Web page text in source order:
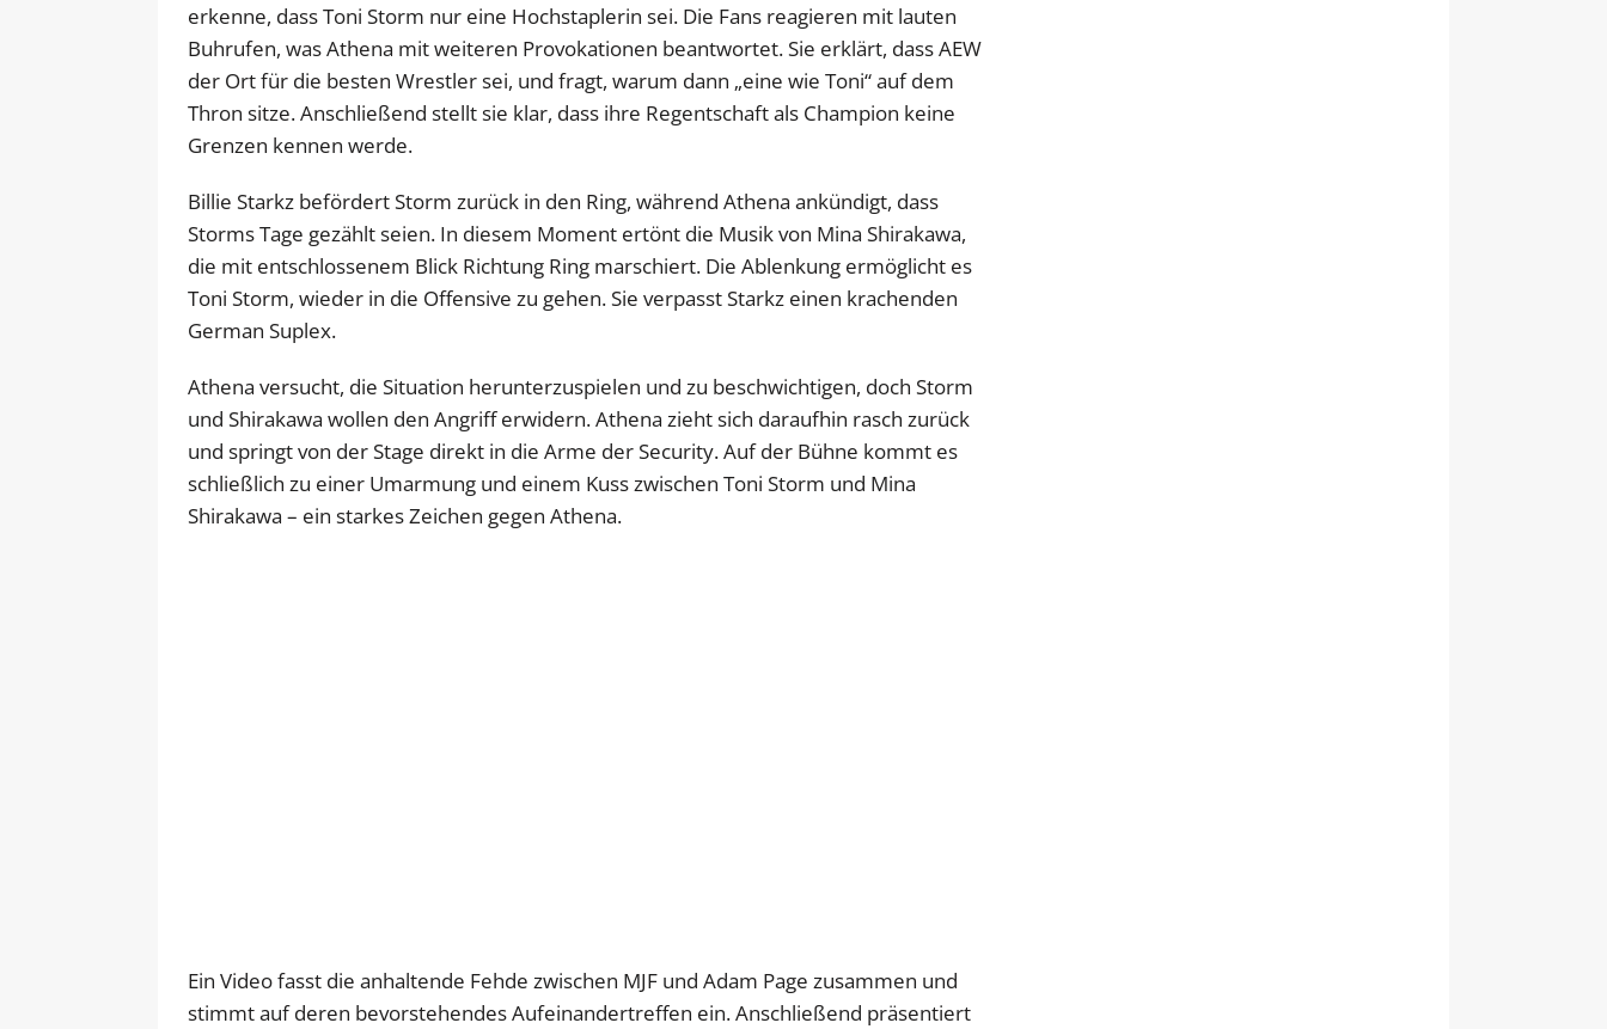
erkenne, dass Toni Storm nur eine Hochstaplerin sei. Die Fans reagieren mit lauten
Buhrufen, was Athena mit weiteren Provokationen beantwortet. Sie erklärt, dass AEW
der Ort für die besten Wrestler sei, und fragt, warum dann „eine wie Toni“ auf dem
Thron sitze. Anschließend stellt sie klar, dass ihre Regentschaft als Champion keine
Grenzen kennen werde.
Billie Starkz befördert Storm zurück in den Ring, während Athena ankündigt, dass
Storms Tage gezählt seien. In diesem Moment ertönt die Musik von Mina Shirakawa,
die mit entschlossenem Blick Richtung Ring marschiert. Die Ablenkung ermöglicht es
Toni Storm, wieder in die Offensive zu gehen. Sie verpasst Starkz einen krachenden
German Suplex.
Athena versucht, die Situation herunterzuspielen und zu beschwichtigen, doch Storm
und Shirakawa wollen den Angriff erwidern. Athena zieht sich daraufhin rasch zurück
und springt von der Stage direkt in die Arme der Security. Auf der Bühne kommt es
schließlich zu einer Umarmung und einem Kuss zwischen Toni Storm und Mina
Shirakawa – ein starkes Zeichen gegen Athena.
Ein Video fasst die anhaltende Fehde zwischen MJF und Adam Page zusammen und
stimmt auf deren bevorstehendes Aufeinandertreffen ein. Anschließend präsentiert